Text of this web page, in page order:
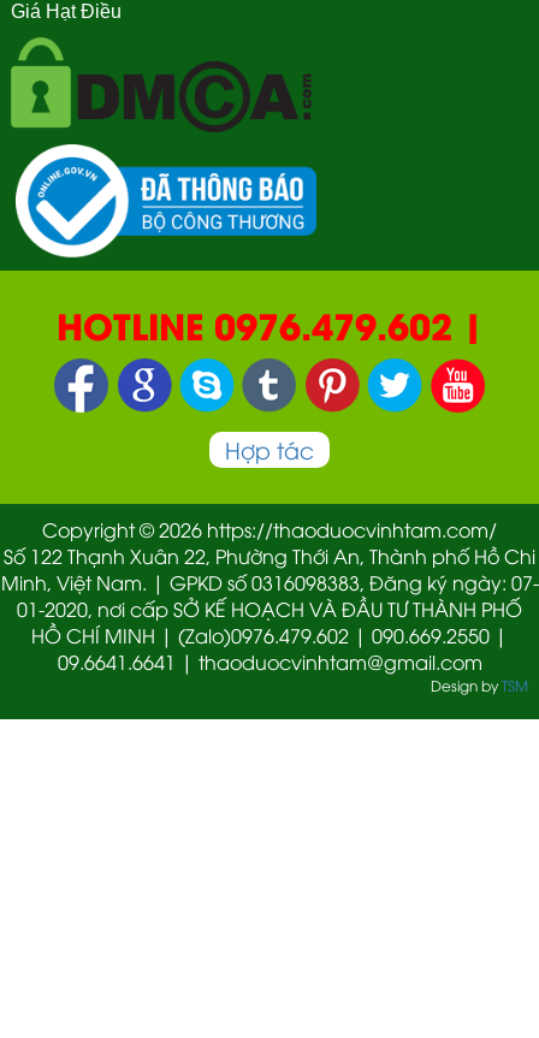
Giá Hạt Điều
HOTLINE 0976.479.602 |
090.669.2550 | 0987.877.193
Hợp tác
Copyright © 2026 https://thaoduocvinhtam.com/
Số 122 Thạnh Xuân 22, Phường Thới An, Thành phố Hồ Chi
Minh, Việt Nam. | GPKD số 0316098383, Đăng ký ngày: 07-
01-2020, nơi cấp SỞ KẾ HOẠCH VÀ ĐẦU TƯ THÀNH PHỐ
HỒ CHÍ MINH | (Zalo)0976.479.602 | 090.669.2550 |
09.6641.6641 | thaoduocvinhtam@gmail.com
Design byTSM